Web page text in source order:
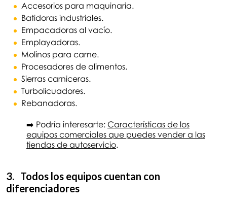
Accesorios para maquinaria.
Batidoras industriales.
Empacadoras al vacío.
Emplayadoras.
Molinos para carne.
Procesadores de alimentos.
Sierras carniceras.
Turbolicuadores.
Rebanadoras.
➡️ Podría interesarte: Características de los
equipos comerciales que puedes vender a las
tiendas de autoservicio.
3. Todos los equipos cuentan con
diferenciadores